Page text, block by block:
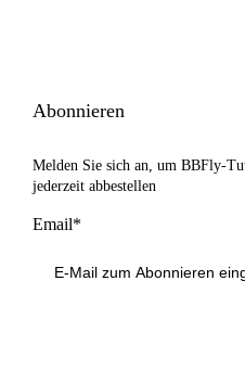
Abonnieren
Melden Sie sich an, um BBFly-
jederzeit abbestellen
Email*